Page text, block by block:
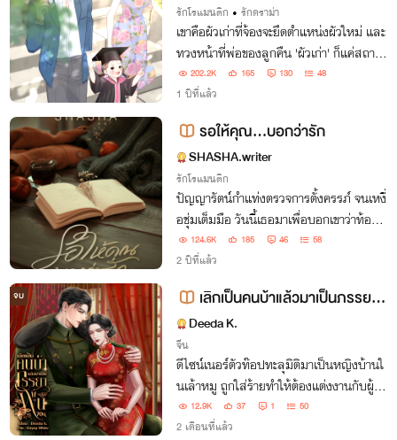
รักโรแมนติก • รักดราม่า
เขาคือผัวเก่าที่จ้องจะยึดตำแหน่งผัวใหม่ และ
ทวงหน้าที่พ่อของลูกคืน 'ผัวเก่า' ก็แค่สถานะ
ในอดีต!
202.2K 165 130 48
1 ปีที่แล้ว
รอให้คุณ...บอกว่ารัก
SHASHA.writer
รักโรแมนติก
ปัญญารัตน์กำแท่งตรวจการตั้งครรภ์ จนเหงื่
อชุ่มเต็มมือ วันนี้เธอมาเพื่อบอกเขาว่าท้อง แ
ต่นายแพทย์อนล กลับเอ่ยปากบอกเลิกควา
มสัมพันธ์ที่มีต่อกัน เพื่อกลับไปคบกับแฟนเ
124.6K 185 46 58
2 ปีที่แล้ว
จบ
เลิกเป็นคนบ้าแล้วมาเป็นภรรยาผู้
พัน 70s
Deeda K.
จีน
ดีไซน์เนอร์ตัวท๊อปทะลุมิติมาเป็นหญิงบ้านใ
นเล้าหมู ถูกใส่ร้ายทำให้ต้องแต่งงานกับผู้พั
นซ่ง เธอจึงใช่ทักษะความสามารถที่มีกอบกู้ชื่
อเสียงของตนเองและสามี เปลี่ยนตัวเองจาก
12.9K 37 1 50
2 เดือนที่แล้ว